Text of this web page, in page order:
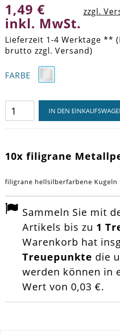
1,49 €
inkl. MwSt.
zzgl.
Lieferzeit 1-4 Werktage **
brutto zzgl. Versand)
FARBE
IN DEN
10x filigrane
filigrane hellsilberfarbene Kugeln
Sammeln Sie mit
Artikels bis zu 1
Warenkorb hat
Treuepunkte die
werden können in
Wert von 0,03 €.